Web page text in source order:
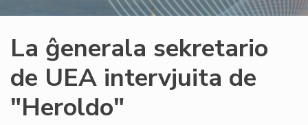
La ĝenerala sekretario
de UEA intervjuita de
"Heroldo"